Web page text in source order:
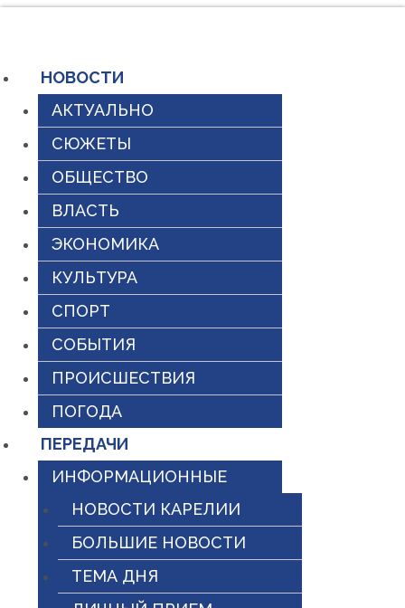
содержимому
НОВОСТИ
АКТУАЛЬНО
СЮЖЕТЫ
ОБЩЕСТВО
ВЛАСТЬ
ЭКОНОМИКА
КУЛЬТУРА
СПОРТ
СОБЫТИЯ
ПРОИСШЕСТВИЯ
ПОГОДА
ПЕРЕДАЧИ
ИНФОРМАЦИОННЫЕ
НОВОСТИ КАРЕЛИИ
БОЛЬШИЕ НОВОСТИ
ТЕМА ДНЯ